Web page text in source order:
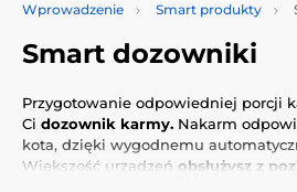
Wprowadzenie Smart produkty
Smart dozowniki
Przygotowanie odpowiedniej porcji
Ci dozownik karmy. Nakarm
kota, dzięki wygodnemu
Większość urządzeń obsłużysz z